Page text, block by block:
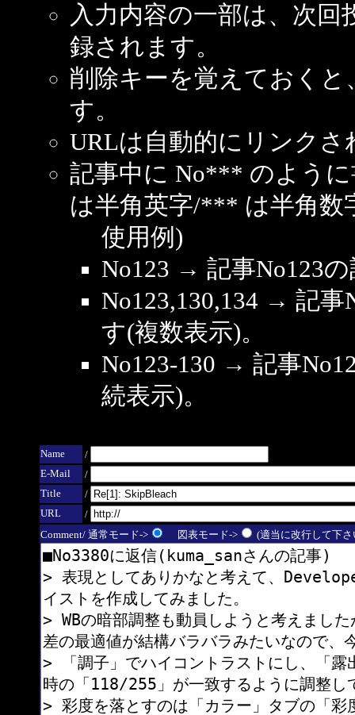
入力内容の一部は、次
録されます。
削除キーを覚えておく
す。
URLは自動的にリンクさ
記事中に No*** のよう
は半角英字/*** は半角数
使用例)
No123 → 記事No123
No123,130,134 → 記
す(複数表示)。
No123-130 → 記事
続表示)。
Name
/
E-Mail
/
Title
/
URL
/
Comment/ 通常モード->
図表モード-> (適当に改行して下